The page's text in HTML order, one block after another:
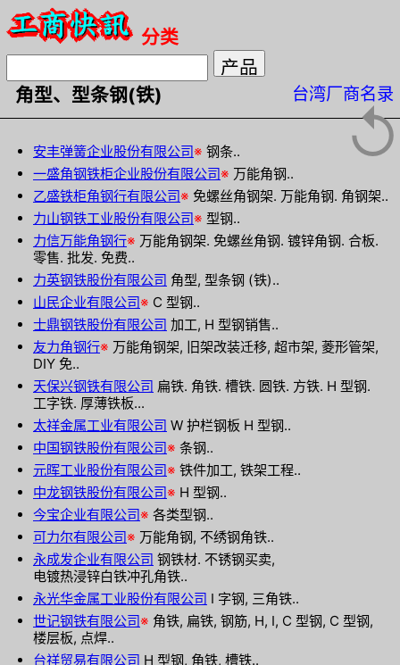
分类
角型、型条钢(铁) 台湾厂商名录
安丰弹簧企业股份有限公司※ 钢条..
一盛角钢铁柜企业股份有限公司※ 万能角钢..
乙盛铁柜角钢行有限公司※ 免螺丝角钢架. 万能角钢. 角钢架..
力山钢铁工业股份有限公司※ 型钢..
力信万能角钢行※ 万能角钢架. 免螺丝角钢. 镀锌角钢. 合板.
零售. 批发. 免费..
力英钢铁股份有限公司 角型, 型条钢 (铁)..
山民企业有限公司※ C 型钢..
士鼎钢铁股份有限公司 加工, H 型钢销售..
友力角钢行※ 万能角钢架, 旧架改装迁移, 超市架, 菱形管架,
DIY 免..
天保兴钢铁有限公司 扁铁. 角铁. 槽铁. 圆铁. 方铁. H 型钢.
工字铁. 厚薄铁板...
太祥金属工业有限公司 W 护栏钢板 H 型钢..
中国钢铁股份有限公司※ 条钢..
元晖工业股份有限公司※ 铁件加工, 铁架工程..
中龙钢铁股份有限公司※ H 型钢..
今宝企业有限公司※ 各类型钢..
可力尔有限公司※ 万能角钢, 不绣钢角铁..
永成发企业有限公司 钢铁材. 不锈钢买卖,
电镀热浸锌白铁冲孔角铁..
永光华金属工业股份有限公司 I 字钢, 三角铁..
世记钢铁有限公司※ 角铁, 扁铁, 钢筋, H, I, C 型钢, C 型钢,
楼层板, 点焊..
台祥贸易有限公司 H 型钢, 角铁, 槽铁..
↺